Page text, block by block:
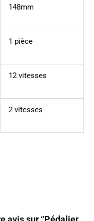
148mm
1 pièce
12 vitesses
2 vitesses